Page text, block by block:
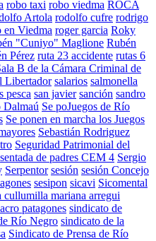
robo taxi robo viedma ROCA
Artola rodolfo cufre rodrigo
Viedma roger garcia Roky
"Cuniyo" Maglione Rubén
Pérez ruta 23 accidente rutas 6
B de la Cámara Criminal de
Libertador salarios salmonella
pesca san javier sanción sandro
Dalmaú Se poJuegos de Río
Se ponen en marcha los Juegos
Sebastián Rodriguez
Seguridad Patrimonial del
sentada de padres CEM 4 Sergio
Serpentor sesión sesión Concejo
sesipon sicavi Sicomental
cullumilla mariana arregui
patagones sindicato de
Río Negro sindicato de la
Sindicato de Prensa de Río